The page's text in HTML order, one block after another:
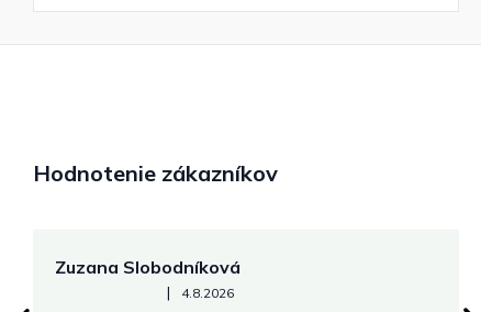
Hodnotenie zákazníkov
Zuzana Slobodníková
Hodnotenie obchodu je 5 z 5 hviezdičiek.
| 4.8.2026